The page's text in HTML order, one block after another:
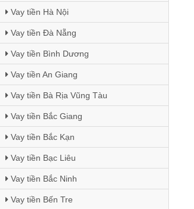
Vay tiền Hà Nội
Vay tiền Đà Nẵng
Vay tiền Bình Dương
Vay tiền An Giang
Vay tiền Bà Rịa Vũng Tàu
Vay tiền Bắc Giang
Vay tiền Bắc Kạn
Vay tiền Bạc Liêu
Vay tiền Bắc Ninh
Vay tiền Bến Tre